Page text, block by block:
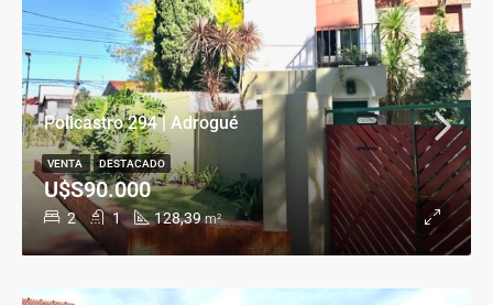
Policastro 294 | Adrogué
2 1 128,39 m²
U$S90.000
VENTA DESTACADO